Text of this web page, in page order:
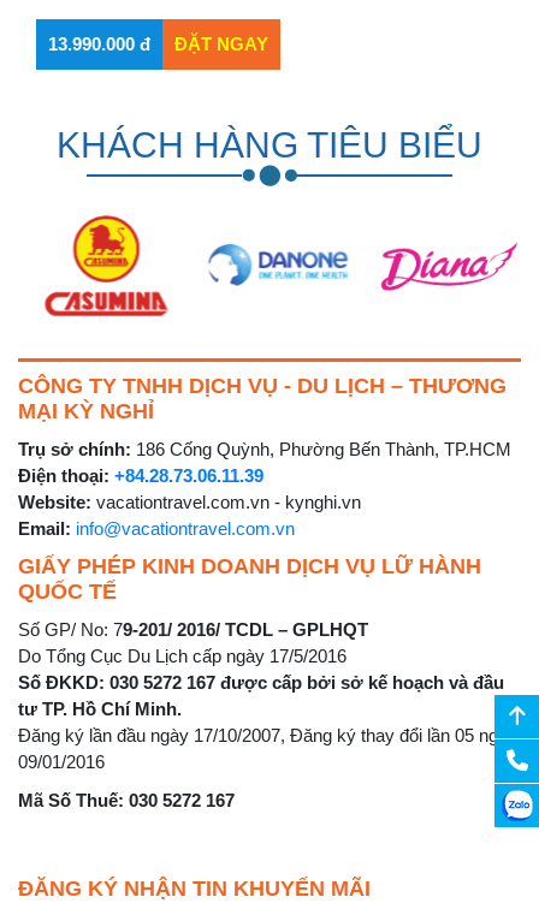
KHÁCH HÀNG TIÊU BIỂU
CÔNG TY TNHH DỊCH VỤ - DU LỊCH – THƯƠNG
MẠI KỲ NGHỈ
Trụ sở chính: 186 Cống Quỳnh, Phường Bến Thành, TP.HCM
Điện thoại: +84.28.73.06.11.39
Website: vacationtravel.com.vn - kynghi.vn
Email: info@vacationtravel.com.vn
GIẤY PHÉP KINH DOANH DỊCH VỤ LỮ HÀNH
QUỐC TẾ
Số GP/ No: 79-201/ 2016/ TCDL – GPLHQT
Do Tổng Cục Du Lịch cấp ngày 17/5/2016
Số ĐKKD: 030 5272 167 được cấp bởi sở kế hoạch và đầu
tư TP. Hồ Chí Minh.
Đăng ký lần đầu ngày 17/10/2007, Đăng ký thay đổi lần 05 ngày
09/01/2016
Mã Số Thuế: 030 5272 167
ĐĂNG KÝ NHẬN TIN KHUYẾN MÃI